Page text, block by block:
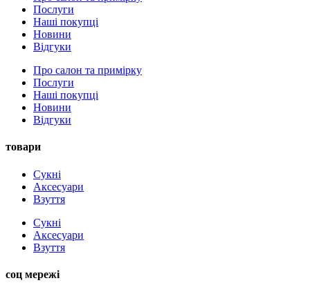
Послуги
Наші покупці
Новини
Відгуки
Про салон та примірку
Послуги
Наші покупці
Новини
Відгуки
товари
Сукні
Аксесуари
Взуття
Сукні
Аксесуари
Взуття
соц мережі